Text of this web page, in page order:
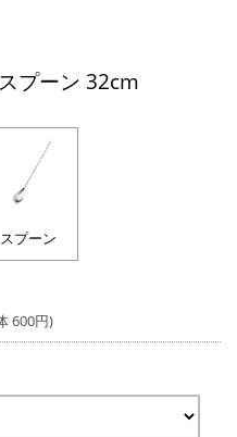
プーン 32cm
スプーン
600円)